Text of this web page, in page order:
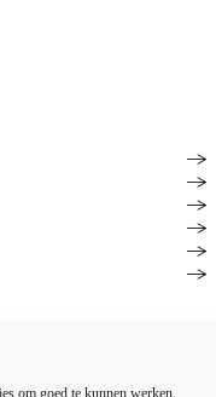
om goed te kunnen werken.